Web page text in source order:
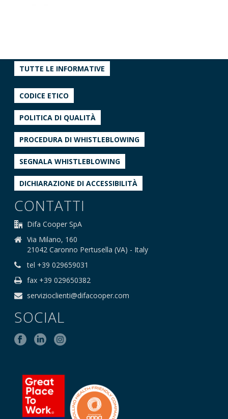
TUTTE LE INFORMATIVE
CODICE ETICO
POLITICA DI QUALITÀ
PROCEDURA DI WHISTLEBLOWING
SEGNALA WHISTLEBLOWING
DICHIARAZIONE DI ACCESSIBILITÀ
CONTATTI
Difa Cooper SpA
Via Milano, 160
21042 Caronno Pertusella (VA) - Italy
tel +39 029659031
fax +39 029650382
servizioclienti@difacooper.com
SOCIAL